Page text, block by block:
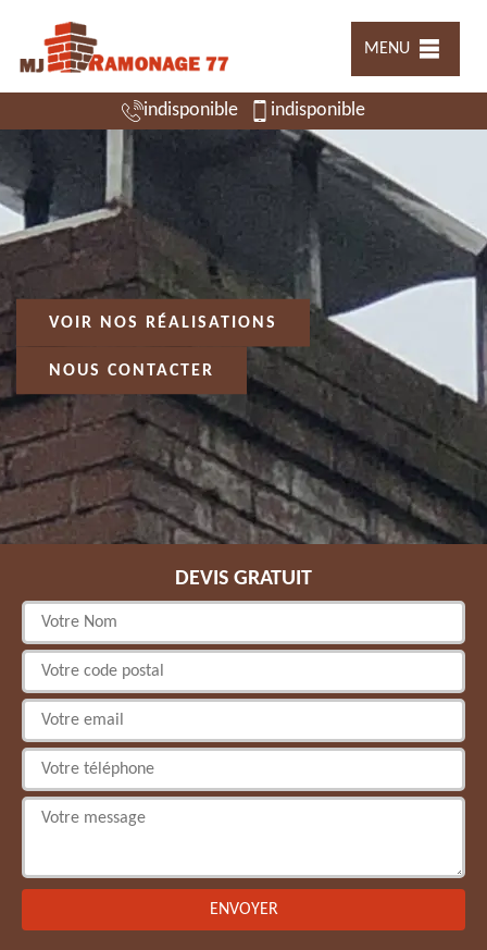
MENU
indisponible indisponible
VOIR NOS RÉALISATIONS
NOUS CONTACTER
DEVIS GRATUIT